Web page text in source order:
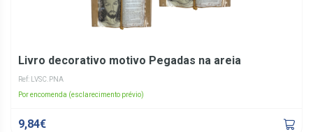
Livro decorativo motivo Pegadas na areia
Ref: LVSC.PNA
Por encomenda (esclarecimento prévio)
9,84€